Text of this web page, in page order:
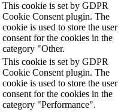
This cookie is set by GDPR
Cookie Consent plugin. The
cookie is used to store the user
consent for the cookies in the
category "Other.
This cookie is set by GDPR
Cookie Consent plugin. The
cookie is used to store the user
consent for the cookies in the
category "Performance".